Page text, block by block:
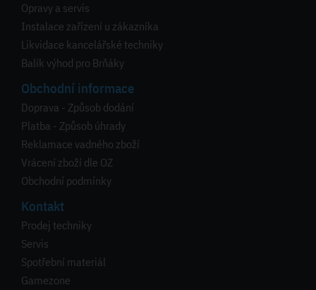
Opravy a servis
Instalace zařízení u zákazníka
Likvidace kancelářské techniky
Balík výhod pro Brňáky
Obchodní informace
Doprava - Způsob dodání
Platba - Způsob úhrady
Reklamace vadného zboží
Vrácení zboží dle OZ
Obchodní podmínky
Kontakt
Prodej techniky
Servis
Spotřební materiál
Gamezone